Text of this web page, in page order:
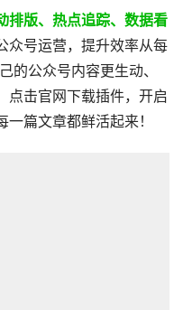
排版、热点追踪、数据看
众号运营，提升效率从每
的公众号内容更生动、
点击官网下载插件，开启
篇文章都鲜活起来！